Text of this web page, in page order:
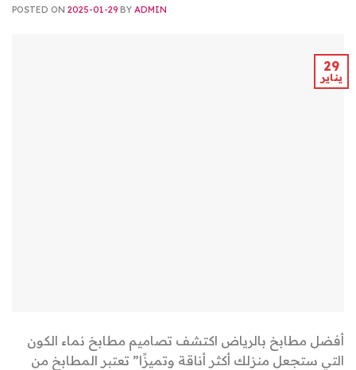
POSTED ON 2025-01-29 BY ADMIN
29
يناير
أفضل مطابخ بالرياض اكتشف تصاميم مطابخ نماء الكون
التي ستجعل منزلك أكثر أناقة وتميزًا” تعتبر المطابخ من